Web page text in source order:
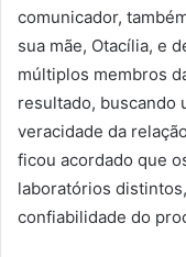
comunicador,
sua mãe, Otacília, e
múltiplos membros
resultado, buscando
veracidade da
ficou acordado que
laboratórios
confiabilidade do